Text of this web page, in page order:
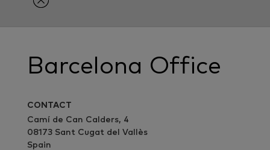
Barcelona Office
CONTACT
Camí de Can Calders, 4
08173 Sant Cugat del Vallès
Spain